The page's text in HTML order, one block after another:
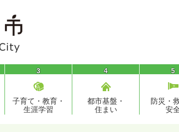
3
子育て・教育・
生涯学習
4
都市基盤・
住まい
5
防災・
安